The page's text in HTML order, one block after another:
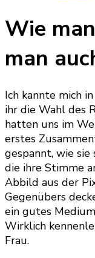
Wie
man
Ich kannte mich
ihr die Wahl des
hatten uns im
erstes
gespannt, wie sie
die ihre Stimme
Abbild aus der
Gegenübers
ein gutes
Wirklich
Frau.